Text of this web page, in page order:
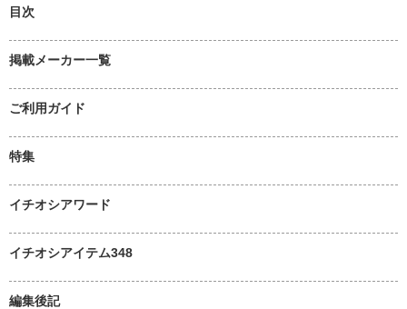
目次
掲載メーカー一覧
ご利用ガイド
特集
イチオシアワード
イチオシアイテム348
編集後記